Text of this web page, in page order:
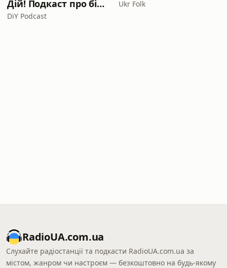
Дій! Подкаст про бізнес.
DiY Podcast
Ukr Folk
RadioUA.com.ua
Слухайте радіостанції та подкасти RadioUA.com.ua за
містом, жанром чи настроєм — безкоштовно на будь-якому